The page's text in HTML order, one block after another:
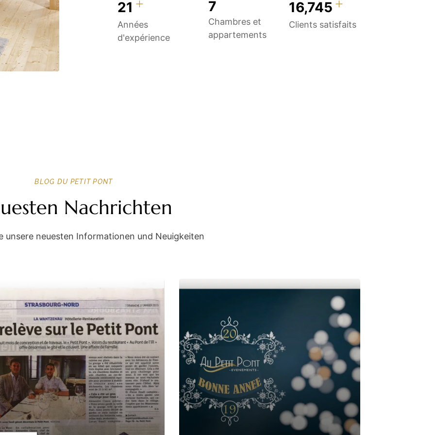
30 +
Années
d'expérience
10
Chambres et
appartements
25,000+
Clients satisfaits
BLOG DU PETIT PONT
Nachrichten
unsere neuesten Informationen und Neuigkeiten